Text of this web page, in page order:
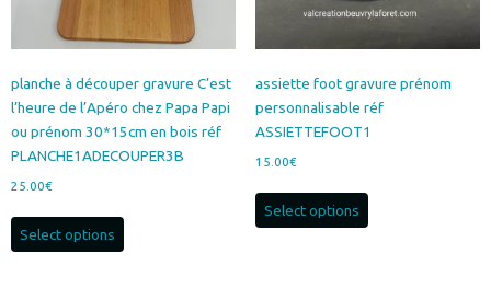
produit
la
du
produit
planche à découper gravure C’est
l’heure de l’Apéro chez Papa Papi
ou prénom 30*15cm en bois réf
PLANCHE1ADECOUPER3B
25.00€
Select options
assiette foot gravure prénom
personnalisable réf
ASSIETTEFOOT1
15.00€
Select options